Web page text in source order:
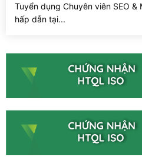
Tuyển dụng Chuyên viên SEO
hấp dẫn tại...